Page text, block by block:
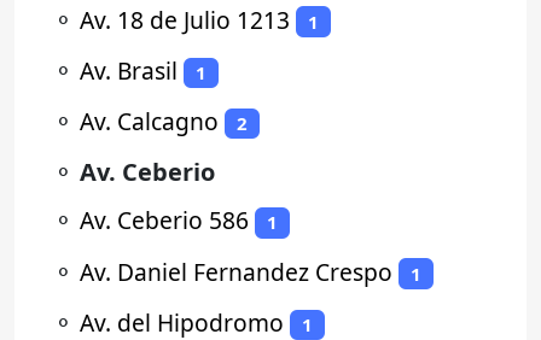
⚬ Av. 18 de Julio 1213 1
⚬ Av. Brasil 1
⚬ Av. Calcagno 2
⚬ Av. Ceberio
⚬ Av. Ceberio 586 1
⚬ Av. Daniel Fernandez Crespo 1
⚬ Av. del Hipodromo 1